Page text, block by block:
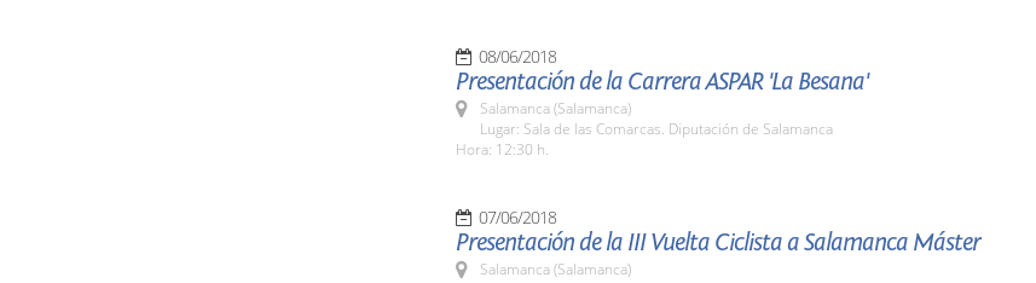
08/06/2018
Presentación de la Carrera ASPAR 'La Besana'
Salamanca (Salamanca)
Lugar: Sala de las Comarcas. Diputación de Salamanca
Hora: 12:30 h.
07/06/2018
Presentación de la III Vuelta Ciclista a Salamanca Máster
Salamanca (Salamanca)